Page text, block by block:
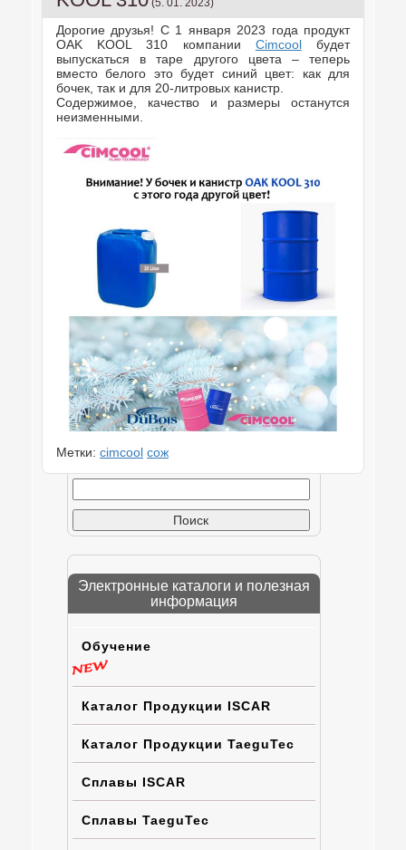
(5. 01. 2023)
Дорогие друзья! С 1 января 2023 года продукт
OAK KOOL 310 компании Cimcoolбудет
выпускаться в таре другого цвета – теперь
вместо белого это будет синий цвет: как для
бочек, так и для 20-литровых канистр.
Содержимое, качество и размеры останутся
неизменными.
Метки: cimcool сож
Найти:
Электронные каталоги и полезная
информация
Обучение
Каталог Продукции ISCAR
Каталог Продукции TaeguTec
Сплавы ISCAR
Сплавы TaeguTec